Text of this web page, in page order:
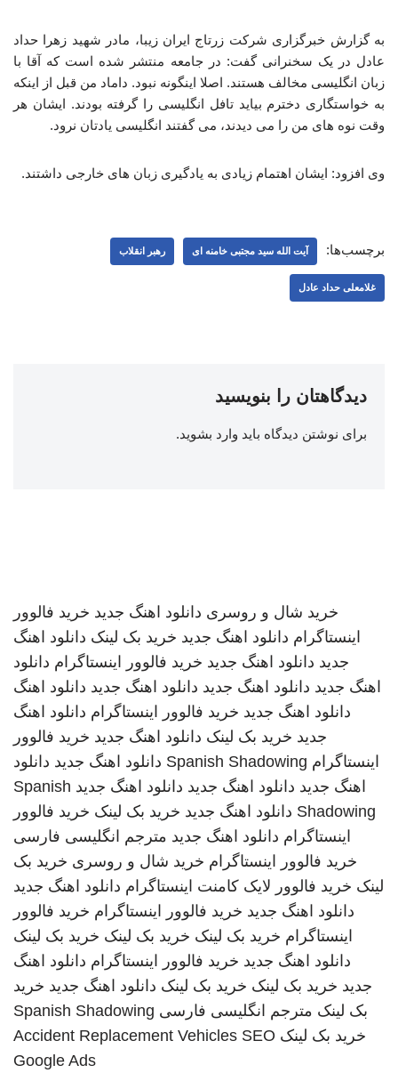
به گزارش خبرگزاری شرکت زرتاج ایران زیبا، مادر شهید زهرا حداد
عادل در یک سخنرانی گفت: در جامعه منتشر شده است که آقا با
زبان انگلیسی مخالف هستند. اصلا اینگونه نبود. داماد من قبل از اینکه
به خواستگاری دخترم بیاید تافل انگلیسی را گرفته بودند. ایشان هر
وقت نوه های من را می دیدند، می گفتند انگلیسی یادتان نرود.
وی افزود: ایشان اهتمام زیادی به یادگیری زبان های خارجی داشتند.
برچسب‌ها: آیت الله سید مجتبی خامنه ای رهبر انقلاب
غلامعلی حداد عادل
دیدگاهتان را بنویسید
برای نوشتن دیدگاه باید وارد بشوید.
خرید شال و روسری دانلود اهنگ جدید خرید فالوور
اینستاگرام دانلود اهنگ جدید خرید بک لینک دانلود اهنگ
جدید دانلود اهنگ جدید خرید فالوور اینستاگرام دانلود
اهنگ جدید دانلود اهنگ جدید دانلود اهنگ جدید دانلود اهنگ
دانلود اهنگ جدید خرید فالوور اینستاگرام دانلود اهنگ
جدید خرید بک لینک دانلود اهنگ جدید خرید فالوور
اینستاگرام Spanish Shadowing دانلود اهنگ جدید دانلود
اهنگ جدید دانلود اهنگ جدید دانلود اهنگ جدید Spanish
Shadowing دانلود اهنگ جدید خرید بک لینک خرید فالوور
اینستاگرام دانلود اهنگ جدید مترجم انگلیسی فارسی
خرید فالوور اینستاگرام خرید شال و روسری خرید بک
لینک خرید فالوور لایک کامنت اینستاگرام دانلود اهنگ جدید
دانلود اهنگ جدید خرید فالوور اینستاگرام خرید فالوور
اینستاگرام خرید بک لینک خرید بک لینک خرید بک لینک
دانلود اهنگ جدید خرید فالوور اینستاگرام دانلود اهنگ
جدید خرید بک لینک خرید بک لینک دانلود اهنگ جدید خرید
بک لینک مترجم انگلیسی فارسی Spanish Shadowing
خرید بک لینک
Accident Replacement Vehicles SEO
Google Ads